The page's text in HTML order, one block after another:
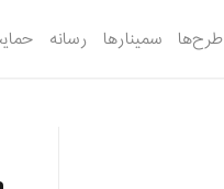
طرح‌ها سمینارها رسانه